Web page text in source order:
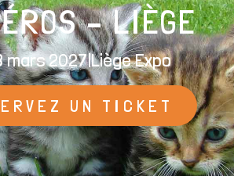
– LIÈGE
mars 2027|Liège Expo
UN TICKET